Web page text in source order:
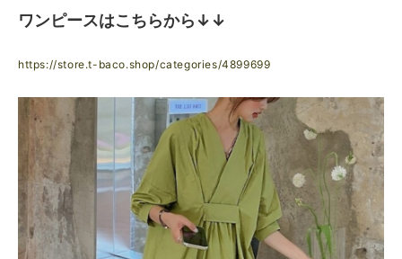
ワンピースはこちらから↓↓
https://store.t-baco.shop/categories/4899699